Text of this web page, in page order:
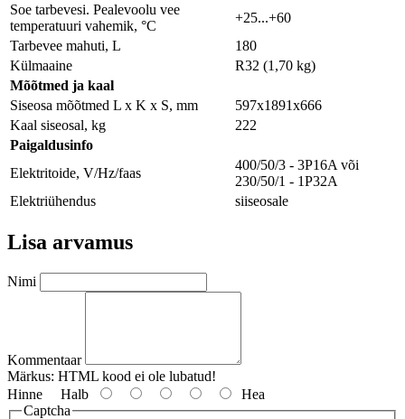
Soe tarbevesi. Pealevoolu vee
temperatuuri vahemik, °C
+25...+60
Tarbevee mahuti, L
180
Külmaaine
R32 (1,70 kg)
Мõõtmed ja kaal
Siseosa mõõtmed L x K x S, mm
597х1891х666
Kaal siseosal, kg
222
Paigaldusinfo
Elektritoide, V/Hz/faas
400/50/3 - 3P16A või
230/50/1 - 1P32A
Elektriühendus
siiseosale
Lisa arvamus
Nimi
Kommentaar
Märkus: HTML kood ei ole lubatud!
Hinne Halb
Hea
Captcha